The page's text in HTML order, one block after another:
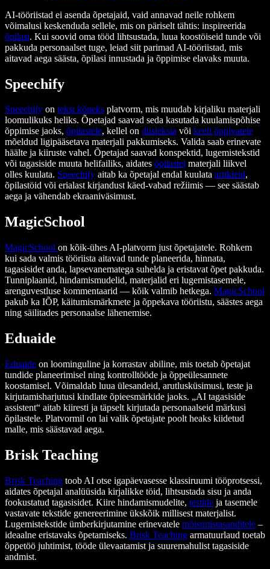
AI-tööriistad ei asenda õpetajaid, vaid annavad neile rohkem
võimalusi keskenduda sellele, mis on päriselt tähtis: inspireerida
õpilasi. Kui soovid oma tööd lihtsustada, luua koostöiseid tunde või
pakkuda personaalset tuge, leiad siit parimad AI-tööriistad, mis
aitavad aega säästa, õpilasi innustada ja õppimise elavaks muuta.
Speechify
Speechify on tekst kõneks platvorm, mis muudab kirjaliku materjali
loomulikuks heliks. Õpetajad saavad seda kasutada kuulamispõhise
õppimise jaoks, õpilastele, kellel on düsleksia või keelt õppivatele
mõeldud ligipääsetava materjali pakkumiseks. Valida saab erinevate
häälte ja kiiruste vahel. Õpetajad saavad konspektid, lugemistekstid
või tagasiside muuta helifailiks, aidates õpilastel materjali liikvel
olles kuulata. Speechify aitab ka õpetajal endal kuulata artikleid,
õpilastöid või erialast kirjandust käed-vabad režiimis — see säästab
aega ja vähendab ekraaniväsimust.
MagicSchool
MagicSchool on kõik-ühes AI-platvorm just õpetajatele. Rohkem
kui sada valmis tööriista aitavad tunde planeerida, hinnata,
tagasisidet anda, lapsevanematega suhelda ja eristavat õpet pakkuda.
Tunniplaanid, hindamismudelid, materjalid eri lugemistasemele,
arenguvestluse kommentaarid — kõik valmib hetkega. MagicSchool
pakub ka IÕP, käitumismärkmete ja õppekava tööriistu, säästes aega
ning säilitades personaalse lähenemise.
Eduaide
Eduaide on loominguline ja korrastav abiline, mis toetab õpetajat
tundide planeerimisel ning kontrolltööde ja õppeülesannete
koostamisel. Võimaldab luua ülesandeid, arutlusküsimusi, teste ja
kirjutamisharjutusi kindlate õpieesmärkide jaoks. „AI tagasiside
assistent“ aitab kiiresti ja täpselt kirjutada personaalseid märkusi
õpilastele. Platvormil on lai valik õpetajate poolt heaks kiidetud
malle, mis säästavad aega.
Brisk Teaching
Brisk Teaching toob AI otse igapäevasesse klassiruumi tööprotsessi,
aidates õpetajal analüüsida kirjalikke töid, lihtsustada sisu ja anda
fookustatud tagasisidet. Kiire hindamismudelite, testide ja tasemele
vastavate tekstide genereerimine ükskõik millisest materjalist.
Lugemistekstide ümberkirjutamine erinevatele mõistmistasanditele –
ideaalne eristavaks õpetamiseks. Brisk Teaching armatuurlaud toetab
õppetöö juhtimist, tööde ülevaatamist ja suuremahulist tagasiside
andmist.